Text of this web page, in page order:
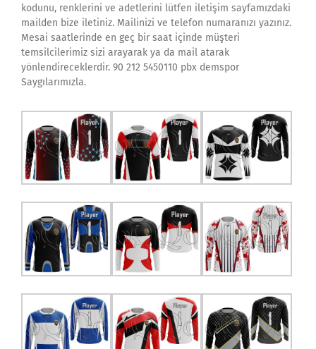
kodunu, renklerini ve adetlerini lütfen iletişim sayfamızdaki
mailden bize iletiniz. Mailinizi ve telefon numaranızı yazınız.
Mesai saatlerinde en geç bir saat içinde müşteri
temsilcilerimiz sizi arayarak ya da mail atarak
yönlendireceklerdir. 90 212 5450110 pbx demspor
Saygılarımızla.